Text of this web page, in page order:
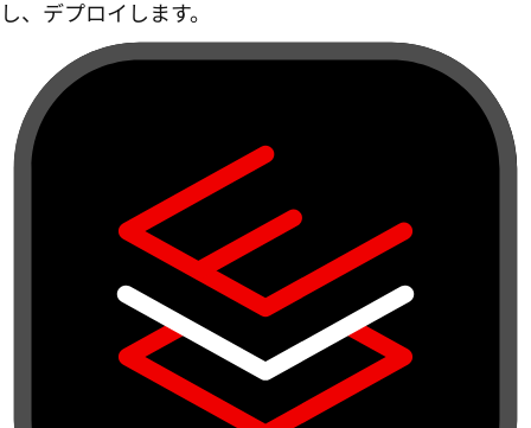
し、デプロイします。